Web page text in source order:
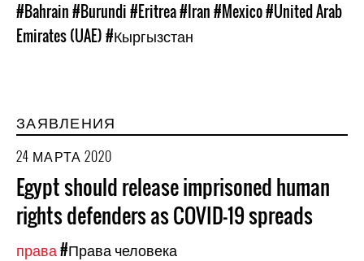
#Bahrain#Burundi#Eritrea#Iran#Mexico#United Arab
Emirates (UAE)#Кыргызстан
ЗАЯВЛЕНИЯ
24 МАРТА 2020
Egypt should release imprisoned human
rights defenders as COVID-19 spreads
права#Права человека